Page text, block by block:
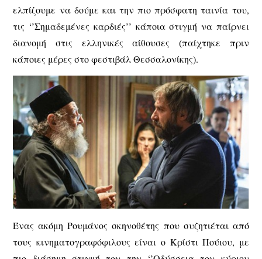
ελπίζουμε να δούμε και την πιο πρόσφατη ταινία του,
τις ‘’Σημαδεμένες καρδιές’’ κάποια στιγμή να παίρνει
διανομή στις ελληνικές αίθουσες (παίχτηκε πριν
κάποιες μέρες στο φεστιβάλ Θεσσαλονίκης).
Ένας ακόμη Ρουμάνος σκηνοθέτης που συζητιέται από
τους κινηματογραφόφιλους είναι ο Κρίστι Πούιου, με